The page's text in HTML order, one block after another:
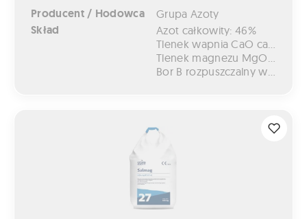
Producent / Hodowca Grupa Azoty
Skład
Azot całkowity: 46%
Tlenek wapnia CaO całkowity: 6,5%
Tlenek magnezu MgO całkowity: 4%
Bor B rozpuszczalny w wodzie, wodór+: 0,20%